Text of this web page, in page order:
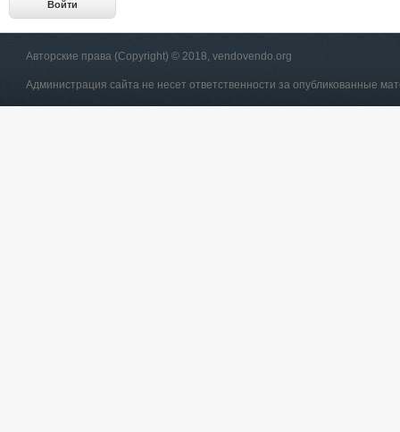
Авторские права (Copyright) © 2018, vendovendo.org
Администрация сайта не несет ответственности за опубликованные